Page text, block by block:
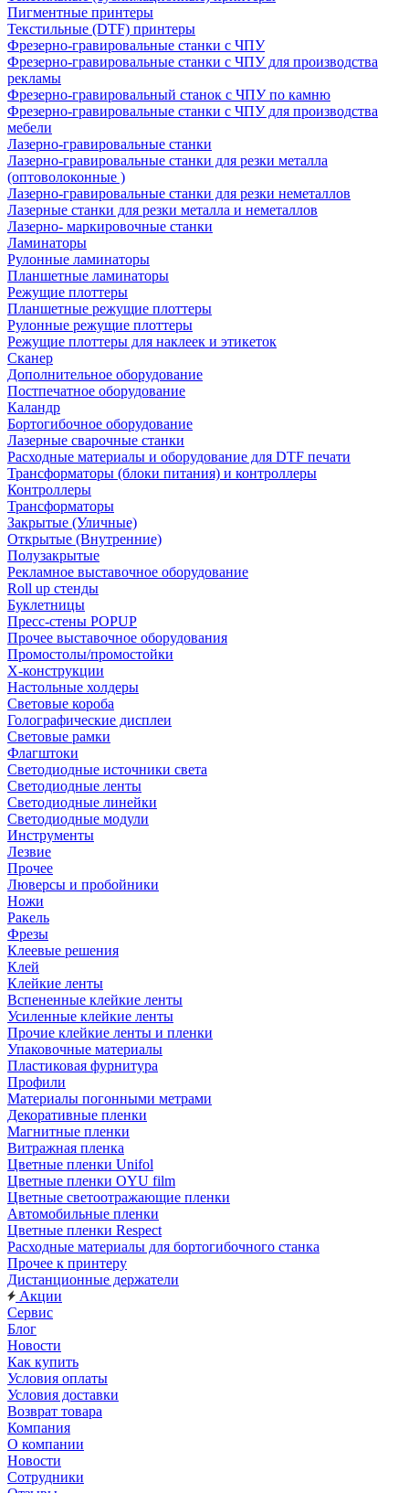
Пигментные принтеры
Текстильные (DTF) принтеры
Фрезерно-гравировальные станки с ЧПУ
Фрезерно-гравировальные станки с ЧПУ для производства
рекламы
Фрезерно-гравировальный станок с ЧПУ по камню
Фрезерно-гравировальные станки с ЧПУ для производства
мебели
Лазерно-гравировальные станки
Лазерно-гравировальные станки для резки металла
(оптоволоконные )
Лазерно-гравировальные станки для резки неметаллов
Лазерные станки для резки металла и неметаллов
Лазерно- маркировочные станки
Ламинаторы
Рулонные ламинаторы
Планшетные ламинаторы
Режущие плоттеры
Планшетные режущие плоттеры
Рулонные режущие плоттеры
Режущие плоттеры для наклеек и этикеток
Сканер
Дополнительное оборудование
Постпечатное оборудование
Каландр
Бортогибочное оборудование
Лазерные сварочные станки
Расходные материалы и оборудование для DTF печати
Трансформаторы (блоки питания) и контроллеры
Контроллеры
Трансформаторы
Закрытые (Уличные)
Открытые (Внутренние)
Полузакрытые
Рекламное выставочное оборудование
Roll up стенды
Буклетницы
Пресс-стены POPUP
Прочее выставочное оборудования
Промостолы/промостойки
Х-конструкции
Настольные холдеры
Световые короба
Голографические дисплеи
Световые рамки
Флагштоки
Светодиодные источники света
Светодиодные ленты
Светодиодные линейки
Светодиодные модули
Инструменты
Лезвие
Прочее
Люверсы и пробойники
Ножи
Ракель
Фрезы
Клеевые решения
Клей
Клейкие ленты
Вспененные клейкие ленты
Усиленные клейкие ленты
Прочие клейкие ленты и пленки
Упаковочные материалы
Пластиковая фурнитура
Профили
Материалы погонными метрами
Декоративные пленки
Магнитные пленки
Витражная пленка
Цветные пленки Unifol
Цветные пленки OYU film
Цветные светоотражающие пленки
Автомобильные пленки
Цветные пленки Respect
Расходные материалы для бортогибочного станка
Прочее к принтеру
Дистанционные держатели
Акции
Сервис
Блог
Новости
Как купить
Условия оплаты
Условия доставки
Возврат товара
Компания
О компании
Новости
Сотрудники